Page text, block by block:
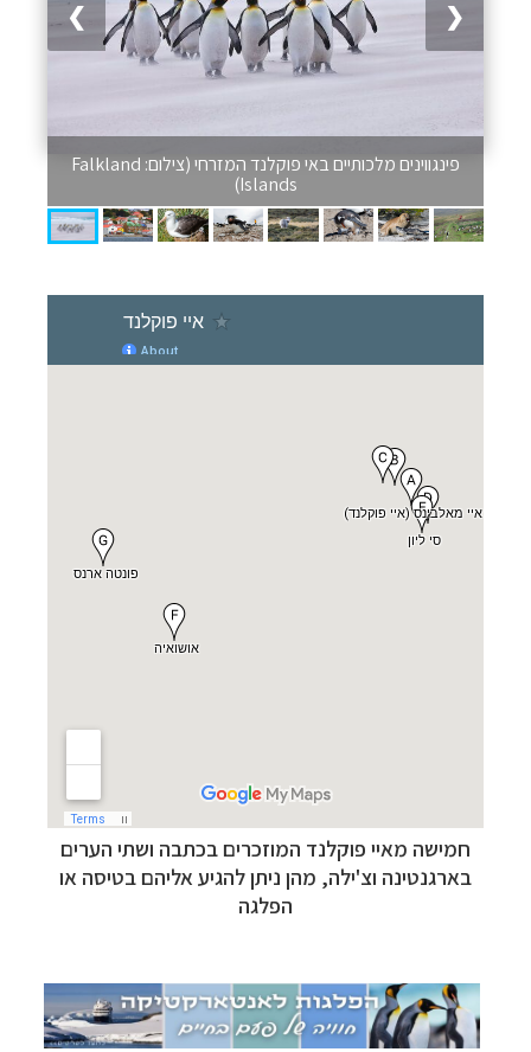
❯ ❮
פינגווינים מלכותיים באי פוקלנד המזרחי (צילום: Falkland
Islands)
חמישה מאיי פוקלנד המוזכרים בכתבה ושתי הערים
בארגנטינה וצ'ילה, מהן ניתן להגיע אליהם בטיסה או
הפלגה
הפלגות לאנטארקטיקהלחצו לקבלת כל האפשרויות
הפלגות לארצות הקוטב הצפונילחצו לקבלת כל
האפשרויות »
קרוזים והפלגות נופש